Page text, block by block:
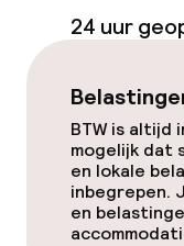
24 uur
BTW is altijd
mogelijk dat
en lokale
inbegrepen.
en